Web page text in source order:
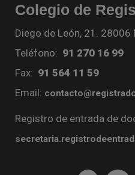
Colegio de
Diego de León, 21. 28006
Teléfono: 91 270 16 99
Fax: 91 564 11 59
Email:
Registro de entrada de